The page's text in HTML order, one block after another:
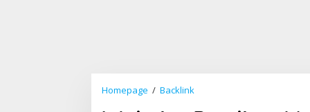
Homepage / Backlink